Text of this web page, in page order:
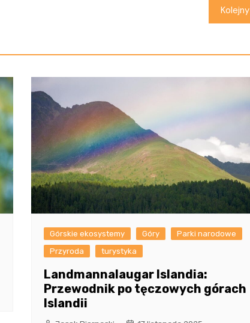
Kolejny
Górskie ekosystemy Góry
Parki narodowe
Przyroda
turystyka
Landmannalaugar Islandia:
Przewodnik po tęczowych górach
Islandii